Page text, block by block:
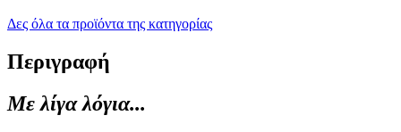
Δες όλα τα προϊόντα της κατηγορίας
Περιγραφή
Με λίγα λόγια...